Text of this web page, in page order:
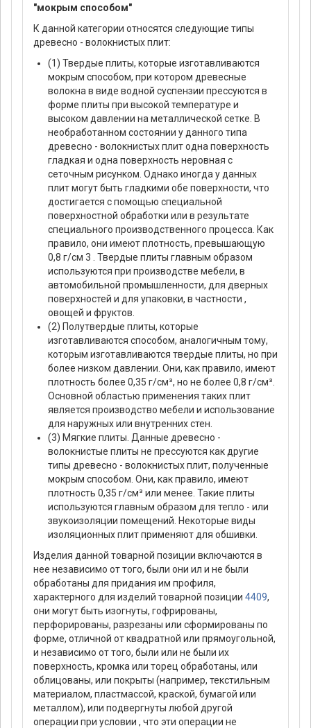
"мокрым способом"
К данной категории относятся следующие типы
древесно - волокнистых плит:
(1) Твердые плиты, которые изготавливаются
мокрым способом, при котором древесные
волокна в виде водной суспензии прессуются в
форме плиты при высокой температуре и
высоком давлении на металлической сетке. В
необработанном состоянии у данного типа
древесно - волокнистых плит одна поверхность
гладкая и одна поверхность неровная с
сеточным рисунком. Однако иногда у данных
плит могут быть гладкими обе поверхности, что
достигается с помощью специальной
поверхностной обработки или в результате
специального производственного процесса. Как
правило, они имеют плотность, превышающую
0,8 г/см 3 . Твердые плиты главным образом
используются при производстве мебели, в
автомобильной промышленности, для дверных
поверхностей и для упаковки, в частности ,
овощей и фруктов.
(2) Полутвердые плиты, которые
изготавливаются способом, аналогичным тому,
которым изготавливаются твердые плиты, но при
более низком давлении. Они, как правило, имеют
плотность более 0,35 г/см³, но не более 0,8 г/см³.
Основной областью применения таких плит
является производство мебели и использование
для наружных или внутренних стен.
(3) Мягкие плиты. Данные древесно -
волокнистые плиты не прессуются как другие
типы древесно - волокнистых плит, полученные
мокрым способом. Они, как правило, имеют
плотность 0,35 г/см³ или менее. Такие плиты
используются главным образом для тепло - или
звукоизоляции помещений. Некоторые виды
изоляционных плит применяют для обшивки.
Изделия данной товарной позиции включаются в
нее независимо от того, были они ил и не были
обработаны для придания им профиля,
характерного для изделий товарной позиции 4409,
они могут быть изогнуты, гофрированы,
перфорированы, разрезаны или сформированы по
форме, отличной от квадратной или прямоугольной,
и независимо от того, были или не были их
поверхность, кромка или торец обработаны, или
облицованы, или покрыты (например, текстильным
материалом, пластмассой, краской, бумагой или
металлом), или подвергнуты любой другой
операции при условии , что эти операции не